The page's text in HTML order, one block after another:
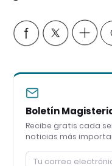
Boletín
Recibe gratis cada
noticias más